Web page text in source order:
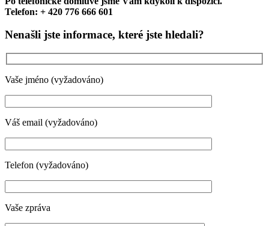
Telefon: + 420 776 666 601
Nenašli jste informace, které jste hledali?
Vaše jméno (vyžadováno)
Váš email (vyžadováno)
Telefon (vyžadováno)
Vaše zpráva